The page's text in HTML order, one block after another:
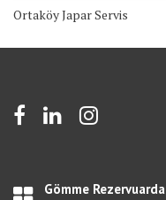
Ortaköy Japar Servis
Gömme Rezervuarda